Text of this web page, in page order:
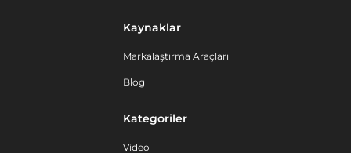
Kaynaklar
Markalaştırma Araçları
Blog
Kategoriler
Video